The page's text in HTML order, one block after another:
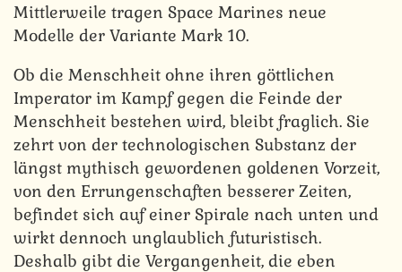
Mittlerweile tragen Space Marines neue
Modelle der Variante Mark 10.
Ob die Menschheit ohne ihren göttlichen
Imperator im Kampf gegen die Feinde der
Menschheit bestehen wird, bleibt fraglich. Sie
zehrt von der technologischen Substanz der
längst mythisch gewordenen goldenen Vorzeit,
von den Errungenschaften besserer Zeiten,
befindet sich auf einer Spirale nach unten und
wirkt dennoch unglaublich futuristisch.
Deshalb gibt die Vergangenheit, die eben